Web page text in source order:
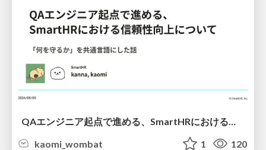
kaomi_wombat
1 120